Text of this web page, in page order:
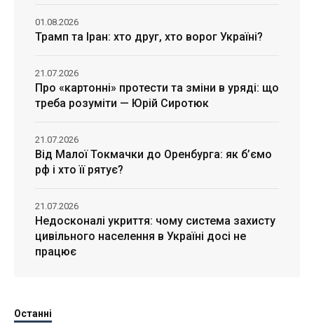
Трамп та Іран: хто друг, хто ворог Україні?
01.08.2026
Про «картонні» протести та зміни в уряді: що
треба розуміти — Юрій Сиротюк
21.07.2026
Від Малої Токмачки до Оренбурга: як б’ємо
рф і хто її рятує?
21.07.2026
Недосконалі укриття: чому система захисту
цивільного населення в Україні досі не
працює
21.07.2026
Останні